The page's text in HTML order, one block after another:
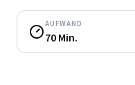
AUFWAND
70 Min.